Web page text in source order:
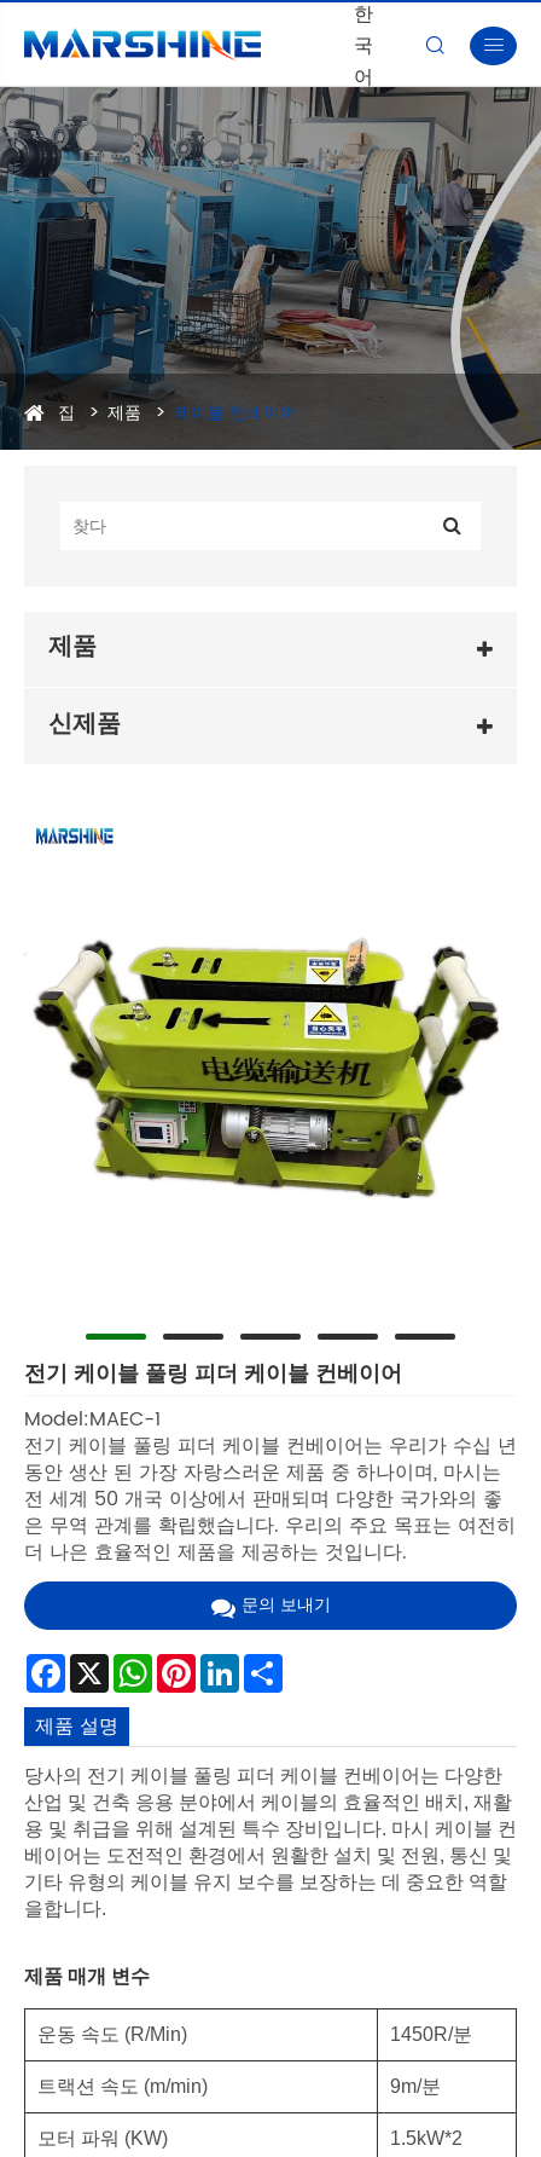
한
국
어
 
집 제품 케이블 컨베이어
제품
신제품
전기 케이블 풀링 피더 케이블 컨베이어
Model:MAEC-1
전기 케이블 풀링 피더 케이블 컨베이어는 우리가 수십 년
동안 생산 된 가장 자랑스러운 제품 중 하나이며, 마시는
전 세계 50 개국 이상에서 판매되며 다양한 국가와의 좋
은 무역 관계를 확립했습니다. 우리의 주요 목표는 여전히
더 나은 효율적인 제품을 제공하는 것입니다.
문의 보내기
Facebook
X WhatsApp
Pinterest
LinkedIn
제품 설명
당사의 전기 케이블 풀링 피더 케이블 컨베이어는 다양한
산업 및 건축 응용 분야에서 케이블의 효율적인 배치, 재활
용 및 취급을 위해 설계된 특수 장비입니다. 마시 케이블 컨
베이어는 도전적인 환경에서 원활한 설치 및 전원, 통신 및
기타 유형의 케이블 유지 보수를 보장하는 데 중요한 역할
을합니다.
제품 매개 변수
운동 속도 (R/Min) 1450R/분
트랙션 속도 (m/min) 9m/분
모터 파워 (KW) 1.5kW*2